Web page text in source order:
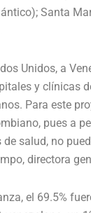
Santa
Unidos, a
y clínicas
Para este
pues a
salud, no
directora
el 69.5%